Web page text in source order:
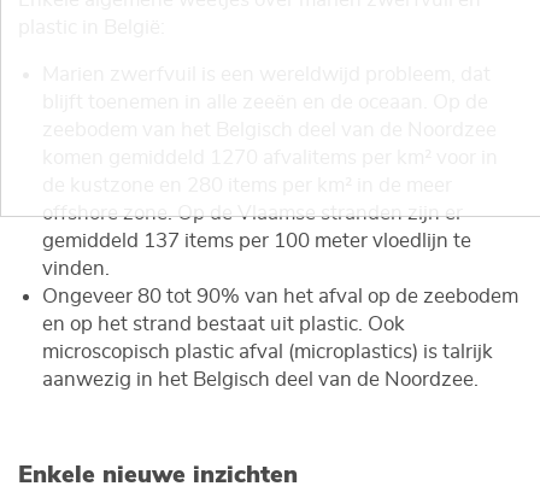
offshore zone. Op de Vlaamse stranden zijn er
gemiddeld 137 items per 100 meter vloedlijn te
vinden.
Ongeveer 80 tot 90% van het afval op de zeebodem
en op het strand bestaat uit plastic. Ook
microscopisch plastic afval (microplastics) is talrijk
aanwezig in het Belgisch deel van de Noordzee.
Enkele nieuwe inzichten